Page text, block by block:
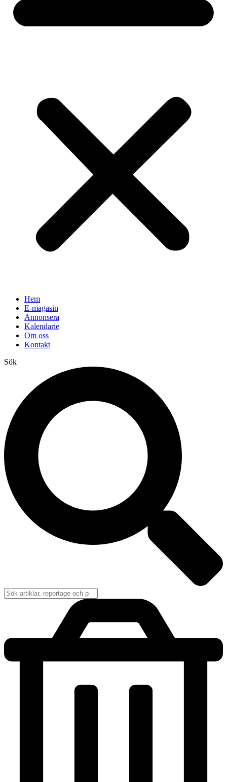
Hem
E-magasin
Annonsera
Kalendarie
Om oss
Kontakt
Sök